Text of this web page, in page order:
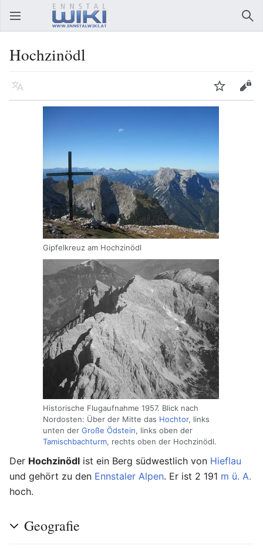
Hauptmenü öffnen
Hochzinödl
Sprache Beobachten Bearbeiten
Gipfelkreuz am Hochzinödl
Historische Flugaufnahme 1957. Blick nach
Nordosten: Über der Mitte das Hochtor, links
unten der Große Ödstein, links oben der
Tamischbachturm, rechts oben der Hochzinödl.
Der Hochzinödl ist ein Berg südwestlich von Hieflau
und gehört zu den Ennstaler Alpen. Er ist 2 191 m ü. A.
hoch.
Geografie